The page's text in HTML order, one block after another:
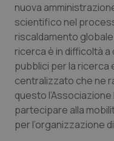
Umbria
Valle D’Aosta
Veneto
Oftalmologia
Oncologia &
nuova
scientifico nel
riscaldamento globale
ricerca è in difficoltà
pubblici per la ricerca
centralizzato che ne
questo
partecipare alla
per l’organizzazione